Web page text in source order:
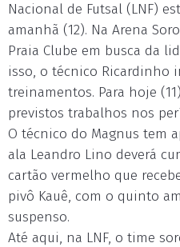
Nacional de Futsal (LNF)
amanhã (12). Na Arena
Praia Clube em busca da
isso, o técnico Ricardinho
treinamentos. Para hoje
previstos trabalhos nos
O técnico do Magnus tem
ala Leandro Lino deverá
cartão vermelho que
pivô Kauê, com o quinto
suspenso.
Até aqui, na LNF, o time